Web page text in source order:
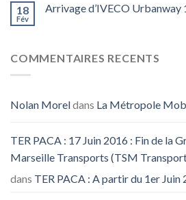
18
Fév
Arrivage d’IVECO Urbanway
COMMENTAIRES RECENTS
Nolan Moreldans La Métropole
TER PACA : 17 Juin 2016 : Fin de la
Marseille Transports (TSM
dans TER PACA : A partir du 1er Juin